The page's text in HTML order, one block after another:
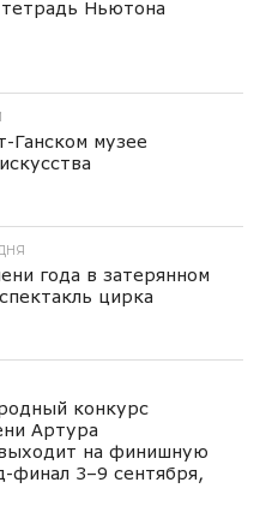
Ньютона
Ганском музее
года в затерянном
цирка
конкурс
Артура
на финишную
финал 3–9 сентября,